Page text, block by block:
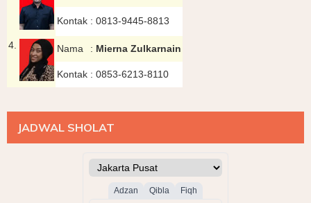
Kontak : 0813-9445-8813
4. Nama : Mierna Zulkarnain
Kontak : 0853-6213-8110
JADWAL SHOLAT